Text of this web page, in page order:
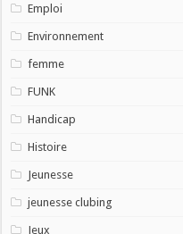
Emploi
Environnement
femme
FUNK
Handicap
Histoire
Jeunesse
jeunesse clubing
Jeux